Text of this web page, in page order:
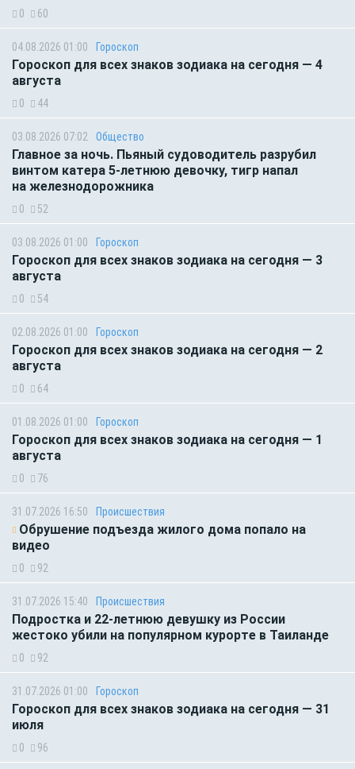
0 60
04.08.2026 01:00 Гороскоп
Гороскоп для всех знаков зодиака на сегодня — 4
августа
0 44
03.08.2026 07:02 Общество
Главное за ночь. Пьяный судоводитель разрубил
винтом катера 5-летнюю девочку, тигр напал
на железнодорожника
0 52
03.08.2026 01:00 Гороскоп
Гороскоп для всех знаков зодиака на сегодня — 3
августа
0 54
02.08.2026 01:00 Гороскоп
Гороскоп для всех знаков зодиака на сегодня — 2
августа
0 64
01.08.2026 01:00 Гороскоп
Гороскоп для всех знаков зодиака на сегодня — 1
августа
0 76
31.07.2026 16:50 Происшествия
Обрушение подъезда жилого дома попало на
видео
0 92
31.07.2026 15:40 Происшествия
Подростка и 22-летнюю девушку из России
жестоко убили на популярном курорте в Таиланде
0 92
31.07.2026 01:00 Гороскоп
Гороскоп для всех знаков зодиака на сегодня — 31
июля
0 96